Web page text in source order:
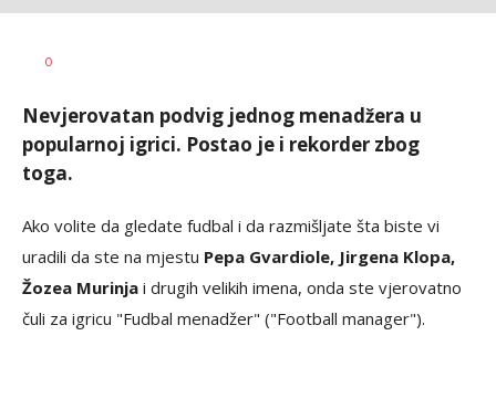
AUTOR
0
Nevjerovatan podvig jednog menadžera u
popularnoj igrici. Postao je i rekorder zbog
toga.
Ako volite da gledate fudbal i da razmišljate šta biste vi
uradili da ste na mjestu Pepa Gvardiole, Jirgena Klopa,
Žozea Murinja i drugih velikih imena, onda ste vjerovatno
čuli za igricu "Fudbal menadžer" ("Football manager").